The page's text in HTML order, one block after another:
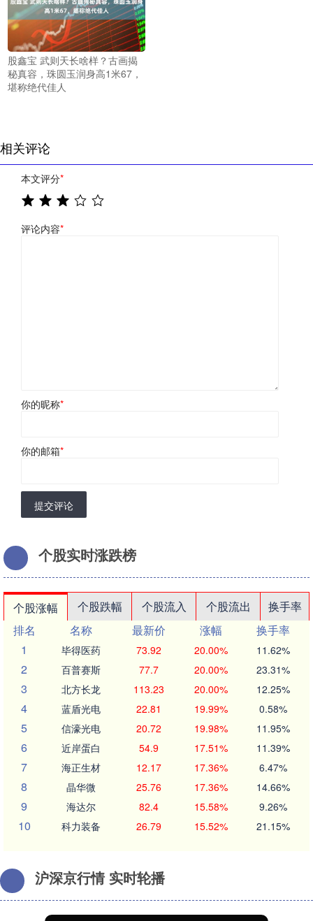
股鑫宝 武则天长啥样？古画揭
秘真容，珠圆玉润身高1米67，
堪称绝代佳人
相关评论
本文评分*
评论内容*
你的昵称*
你的邮箱*
提交评论
个股实时涨跌榜
个股涨幅 个股跌幅 个股流入 个股流出
换手率
排名
名称 最新价 涨幅
换手率
1
毕得医药 73.92 20.00% 11.62%
2 百普赛斯 77.7 20.00% 23.31%
3 北方长龙 113.23 20.00% 12.25%
4 蓝盾光电 22.81 19.99% 0.58%
5 信濠光电 20.72 19.98% 11.95%
6 近岸蛋白 54.9 17.51% 11.39%
7 海正生材 12.17 17.36% 6.47%
8 晶华微 25.76 17.36% 14.66%
9 海达尔 82.4 15.58% 9.26%
10 科力装备 26.79 15.52% 21.15%
沪深京行情 实时轮播